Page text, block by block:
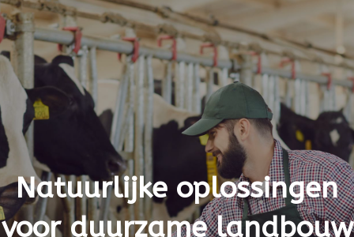
Natuurlijke oplossingen
voor duurzame landbouw